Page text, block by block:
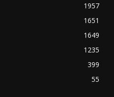
1957
1651
1649
1235
399
55